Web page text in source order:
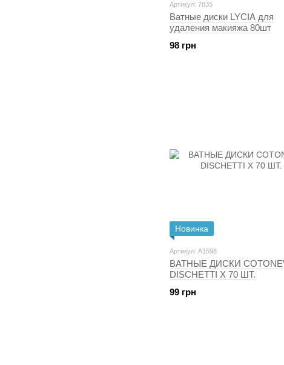
Артикул: 7835
Ватные диски LYCIA для
удаления макияжа 80шт
98 грн
Новинка
Артикул: A1598
ВАТНЫЕ ДИСКИ
DISCHETTI X 70 ШТ.
99 грн